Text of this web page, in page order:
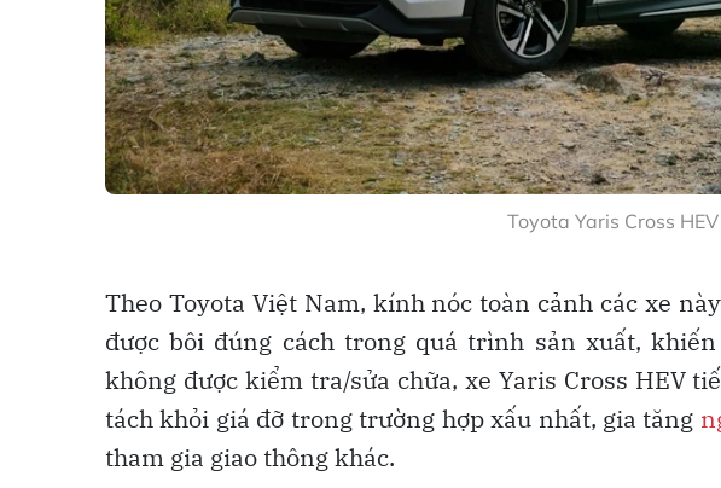
Toyota Yaris Cross HEV
Theo Toyota Việt Nam, kính nóc toàn cảnh các xe
được bôi đúng cách trong quá trình sản xuất,
không được kiểm tra/sửa chữa, xe Yaris Cross HEV
tách khỏi giá đỡ trong trường hợp xấu nhất, gia tăng
tham gia giao thông khác.